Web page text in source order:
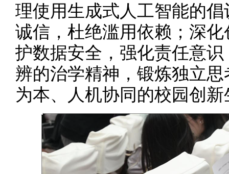
理使用生成式人工智能的
诚信，杜绝滥用依赖；深
护数据安全，强化责任意
辨的治学精神，锻炼独立
为本、人机协同的校园创